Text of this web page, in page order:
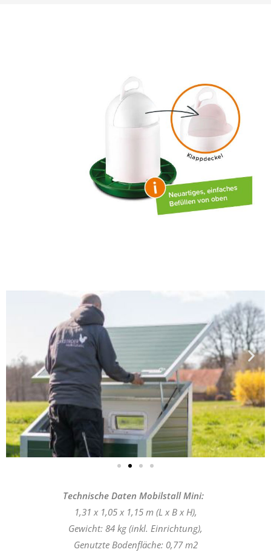
Technische Daten Mobilstall Mini:
1,31 x 1,05 x 1,15 m (L x B x H),
Gewicht: 84 kg (inkl. Einrichtung),
Genutzte Bodenfläche: 0,77 m2